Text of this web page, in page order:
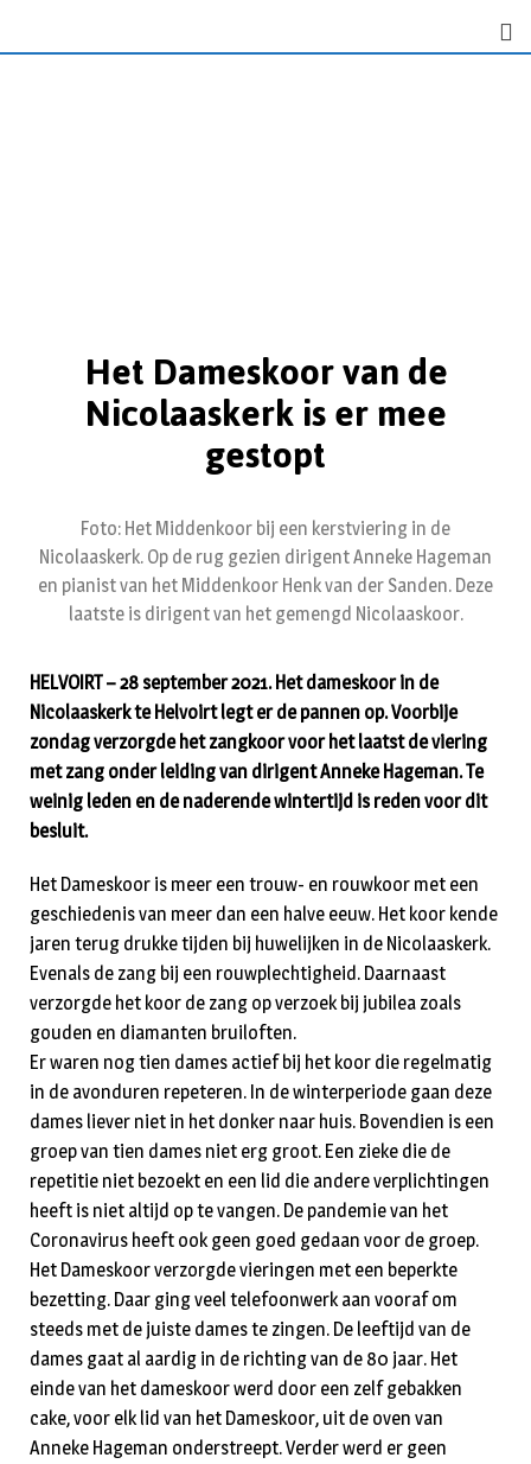
Het Dameskoor van de
Nicolaaskerk is er mee
gestopt
Foto: Het Middenkoor bij een kerstviering in de
Nicolaaskerk. Op de rug gezien dirigent Anneke Hageman
en pianist van het Middenkoor Henk van der Sanden. Deze
laatste is dirigent van het gemengd Nicolaaskoor.
HELVOIRT – 28 september 2021. Het dameskoor in de
Nicolaaskerk te Helvoirt legt er de pannen op. Voorbije
zondag verzorgde het zangkoor voor het laatst de viering
met zang onder leiding van dirigent Anneke Hageman. Te
weinig leden en de naderende wintertijd is reden voor dit
besluit.
Het Dameskoor is meer een trouw- en rouwkoor met een
geschiedenis van meer dan een halve eeuw. Het koor kende
jaren terug drukke tijden bij huwelijken in de Nicolaaskerk.
Evenals de zang bij een rouwplechtigheid. Daarnaast
verzorgde het koor de zang op verzoek bij jubilea zoals
gouden en diamanten bruiloften.
Er waren nog tien dames actief bij het koor die regelmatig
in de avonduren repeteren. In de winterperiode gaan deze
dames liever niet in het donker naar huis. Bovendien is een
groep van tien dames niet erg groot. Een zieke die de
repetitie niet bezoekt en een lid die andere verplichtingen
heeft is niet altijd op te vangen. De pandemie van het
Coronavirus heeft ook geen goed gedaan voor de groep.
Het Dameskoor verzorgde vieringen met een beperkte
bezetting. Daar ging veel telefoonwerk aan vooraf om
steeds met de juiste dames te zingen. De leeftijd van de
dames gaat al aardig in de richting van de 80 jaar. Het
einde van het dameskoor werd door een zelf gebakken
cake, voor elk lid van het Dameskoor, uit de oven van
Anneke Hageman onderstreept. Verder werd er geen